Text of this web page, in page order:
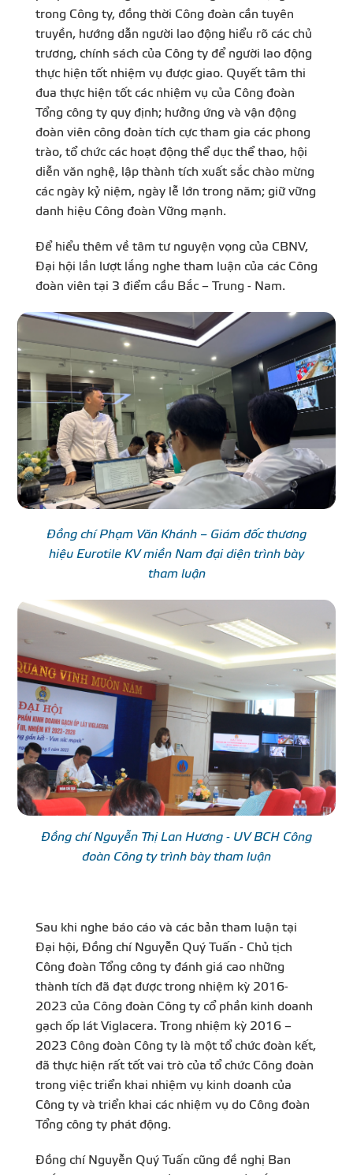
trong Công ty, đồng thời Công đoàn cần tuyên
truyền, hướng dẫn người lao động hiểu rõ các chủ
trương, chính sách của Công ty để người lao động
thực hiện tốt nhiệm vụ được giao. Quyết tâm thi
đua thực hiện tốt các nhiệm vụ của Công đoàn
Tổng công ty quy định; hưởng ứng và vận động
đoàn viên công đoàn tích cực tham gia các phong
trào, tổ chức các hoạt động thể dục thể thao, hội
diễn văn nghệ, lập thành tích xuất sắc chào mừng
các ngày kỷ niệm, ngày lễ lớn trong năm; giữ vững
danh hiệu Công đoàn Vững mạnh.
Để hiểu thêm về tâm tư nguyện vọng của CBNV,
Đại hội lần lượt lắng nghe tham luận của các Công
đoàn viên tại 3 điểm cầu Bắc – Trung - Nam.
Đồng chí Phạm Văn Khánh – Giám đốc thương
hiệu Eurotile KV miền Nam đại diện trình bày
tham luận
Đồng chí Nguyễn Thị Lan Hương - UV BCH Công
đoàn Công ty trình bày tham luận
Sau khi nghe báo cáo và các bản tham luận tại
Đại hội, Đồng chí Nguyễn Quý Tuấn - Chủ tịch
Công đoàn Tổng công ty đánh giá cao những
thành tích đã đạt được trong nhiệm kỳ 2016-
2023 của Công đoàn Công ty cổ phần kinh doanh
gạch ốp lát Viglacera. Trong nhiệm kỳ 2016 –
2023 Công đoàn Công ty là một tổ chức đoàn kết,
đã thực hiện rất tốt vai trò của tổ chức Công đoàn
trong việc triển khai nhiệm vụ kinh doanh của
Công ty và triển khai các nhiệm vụ do Công đoàn
Tổng công ty phát động.
Đồng chí Nguyễn Quý Tuấn cũng đề nghị Ban